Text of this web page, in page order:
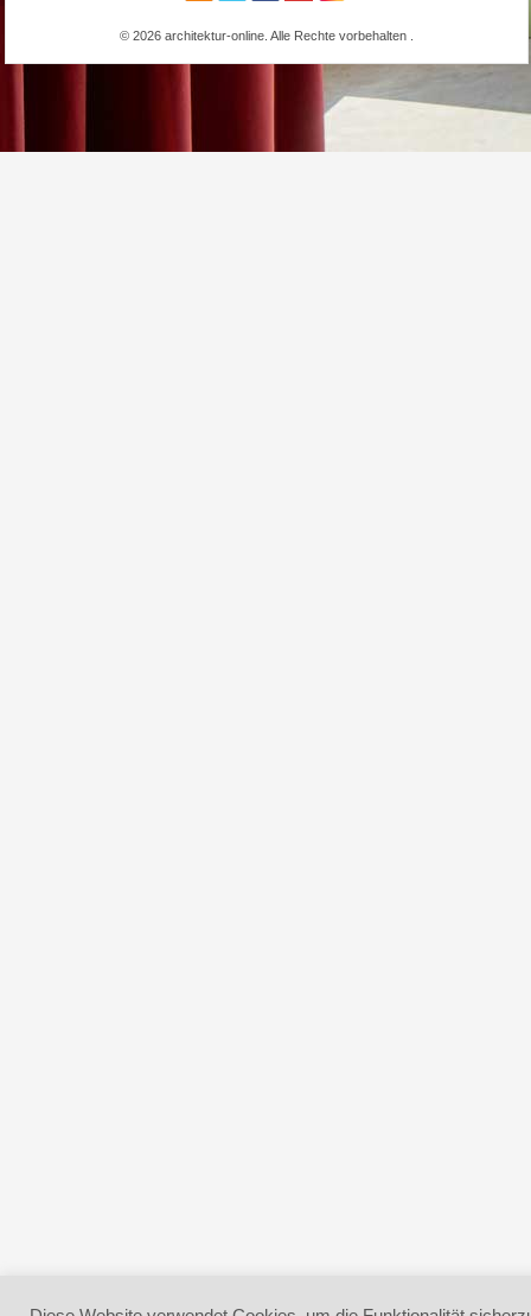
© 2026 architektur-online. Alle Rechte vorbehalten .